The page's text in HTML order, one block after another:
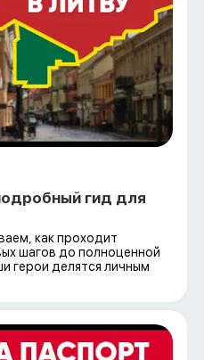
гид для
как проходит
шагов до полноценной
герои делятся личным